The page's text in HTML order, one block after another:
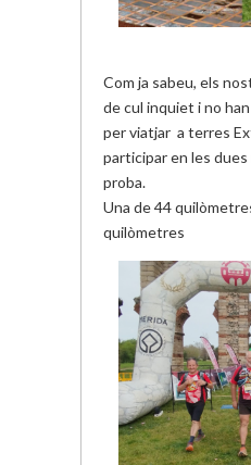
Com ja sabeu, els
de cul inquiet i no
per viatjar a terres
participar en les
proba.
Una de 44
quilòmetres